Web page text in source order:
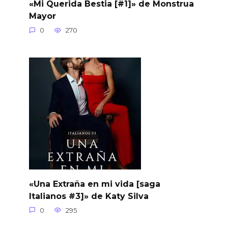
«Mi Querida Bestia [#1]» de Monstrua
Mayor
0 270
«Una Extraña en mi vida [saga
Italianos #3]» de Katy Silva
0 295